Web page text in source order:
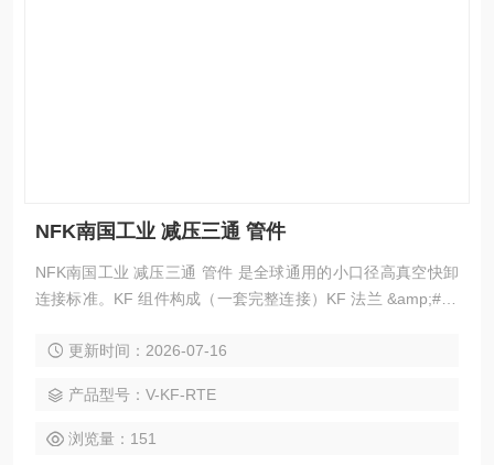
NFK南国工业 减压三通 管件
NFK南国工业 减压三通 管件 是全球通用的小口径高真空快卸
连接标准。KF 组件构成（一套完整连接）KF 法兰 &amp;#21
对中 + 密封O 形圈：FKM（氟橡胶，标准）、EPDM、金属密
更新时间：2026-07-16
产品型号：V-KF-RTE
浏览量：151